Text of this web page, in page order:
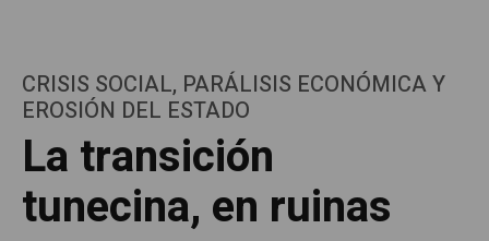
CRISIS SOCIAL, PARÁLISIS ECONÓMICA Y
EROSIÓN DEL ESTADO
La transición
tunecina, en ruinas